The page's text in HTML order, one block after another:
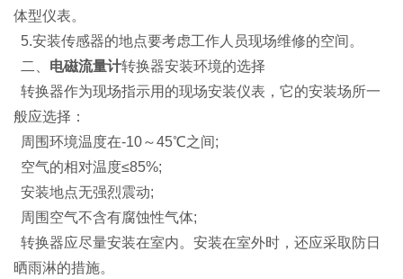
体型仪表。
5.安装传感器的地点要考虑工作人员现场维修的空间。
二、 电磁流量计转换器安装环境的选择
转换器作为现场指示用的现场安装仪表，它的安装场所一
般应选择：
周围环境温度在-10～45℃之间;
空气的相对温度≤85%;
安装地点无强烈震动;
周围空气不含有腐蚀性气体;
转换器应尽量安装在室内。安装在室外时，还应采取防日
晒雨淋的措施。